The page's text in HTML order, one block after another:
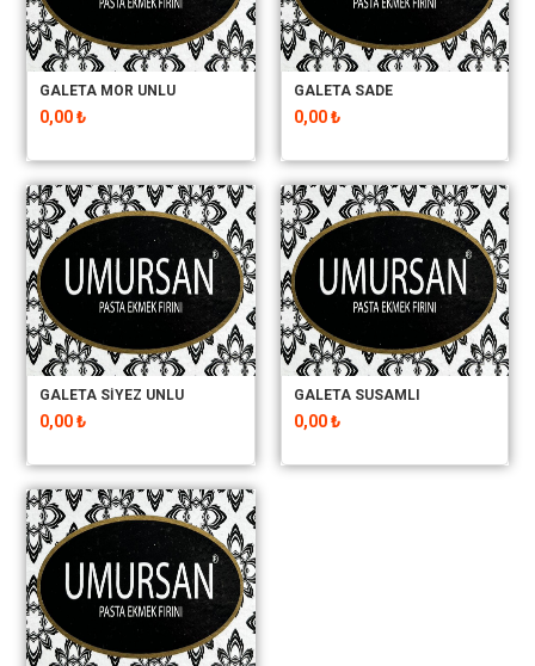
GALETA MOR UNLU
0,00 ₺
GALETA SADE
0,00 ₺
GALETA SİYEZ UNLU
0,00 ₺
GALETA SUSAMLI
0,00 ₺